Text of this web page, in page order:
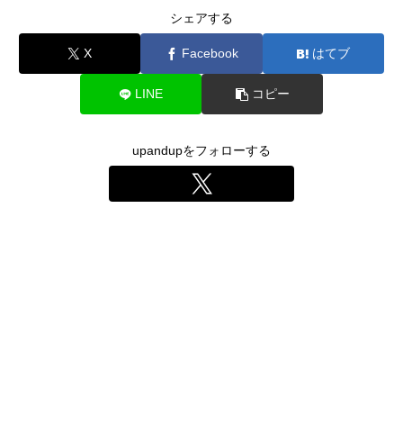
シェアする
X Facebook はてブ
LINE コピー
upandupをフォローする